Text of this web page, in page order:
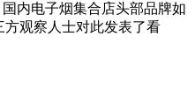
内电子烟集合店头部品牌如
观察人士对此发表了看